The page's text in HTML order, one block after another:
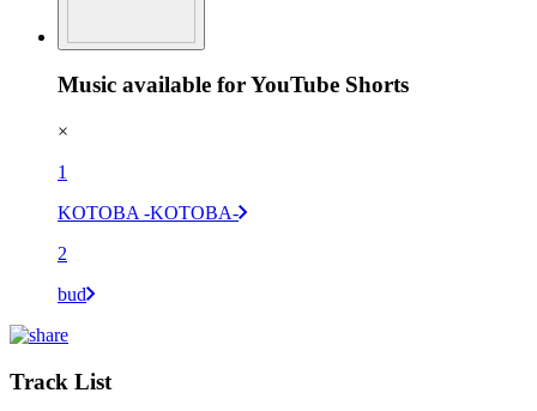
Music available for YouTube Shorts
×
1
KOTOBA -KOTOBA-
2
bud
Track List